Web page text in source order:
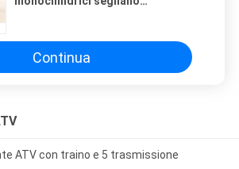
Continua
ATV con traino e 5 trasmissione